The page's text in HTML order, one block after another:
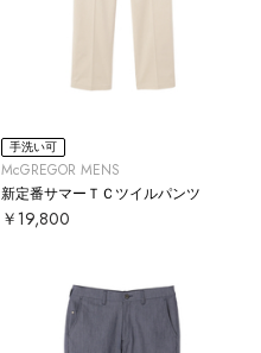
手洗い可
McGREGOR MENS
新定番サマーＴＣツイルパンツ
￥19,800